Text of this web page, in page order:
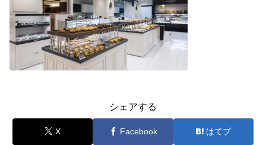
シェアする
X Facebook はてブ